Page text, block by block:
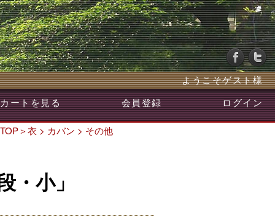
ようこそゲスト様
カートを見る
会員登録 ログイン
TOP＞衣 > カバン > その他
小」